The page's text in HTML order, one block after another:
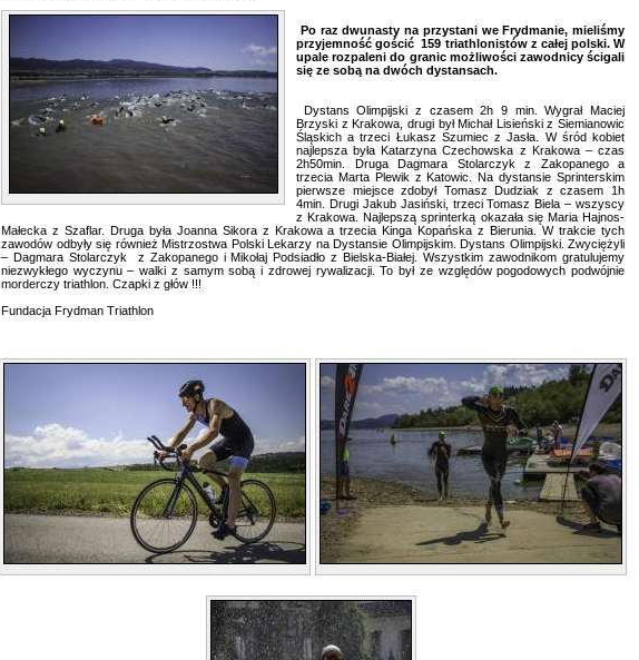
Po raz dwunasty na przystani we Frydmanie, mieliśmy
przyjemność gościć 159 triathlonistów z całej polski. W
upale rozpaleni do granic możliwości zawodnicy ścigali
się ze sobą na dwóch dystansach.
Dystans Olimpijski z czasem 2h 9 min. Wygrał Maciej
Brzyski z Krakowa, drugi był Michał Lisieński z Siemianowic
Śląskich a trzeci Łukasz Szumiec z Jasła. W śród kobiet
najlepsza była Katarzyna Czechowska z Krakowa – czas
2h50min. Druga Dagmara Stolarczyk z Zakopanego a
trzecia Marta Plewik z Katowic. Na dystansie Sprinterskim
pierwsze miejsce zdobył Tomasz Dudziak z czasem 1h
4min. Drugi Jakub Jasiński, trzeci Tomasz Biela – wszyscy
z Krakowa. Najlepszą sprinterką okazała się Maria Hajnos-
Małecka z Szaflar. Druga była Joanna Sikora z Krakowa a trzecia Kinga Kopańska z Bierunia. W trakcie tych
zawodów odbyły się również Mistrzostwa Polski Lekarzy na Dystansie Olimpijskim. Dystans Olimpijski. Zwyciężyli
– Dagmara Stolarczyk z Zakopanego i Mikołaj Podsiadło z Bielska-Białej. Wszystkim zawodnikom gratulujemy
niezwykłego wyczynu – walki z samym sobą i zdrowej rywalizacji. To był ze względów pogodowych podwójnie
morderczy triathlon. Czapki z głów !!!
Fundacja Frydman Triathlon